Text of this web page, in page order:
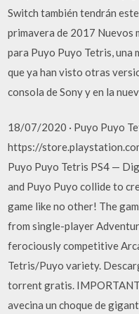
Switch también tendrán
primavera de 2017 Nuevos
para Puyo Puyo Tetris, una
que ya han visto otras
consola de Sony y en la
18/07/2020 · Puyo Puyo
https://
Puyo Puyo Tetris PS4 —
and Puyo Puyo collide to
game like no other! The
from single-player
ferociously competitive
Tetris/Puyo variety.
torrent gratis.
avecina un choque de